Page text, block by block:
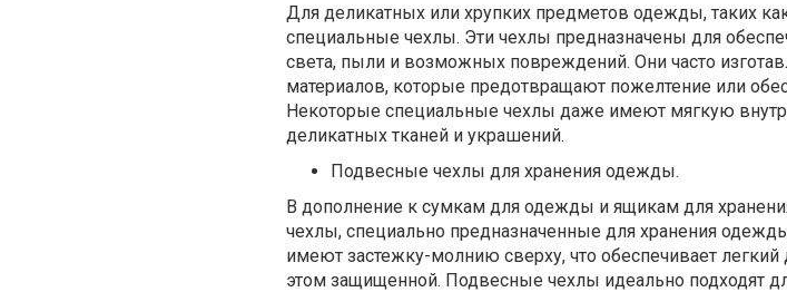
Для деликатных или хрупких предметов одежды, таких
специальные чехлы. Эти чехлы предназначены для
света, пыли и возможных повреждений. Они часто
материалов, которые предотвращают пожелтение или
Некоторые специальные чехлы даже имеют мягкую
деликатных тканей и украшений.
Подвесные чехлы для хранения одежды.
В дополнение к сумкам для одежды и ящикам для
чехлы, специально предназначенные для хранения
имеют застежку-молнию сверху, что обеспечивает легкий
этом защищенной. Подвесные чехлы идеально подходят